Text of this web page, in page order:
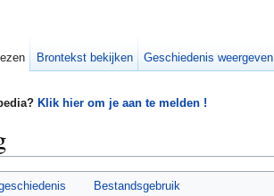
Klik hier om je aan te melden !
Bestandsgebruik
Brontekst bekijken Geschiedenis weergeven